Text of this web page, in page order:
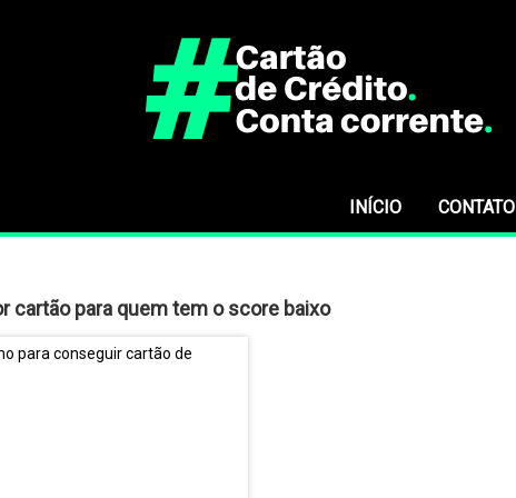
INÍCIO CONTATO
cartão para quem tem o score baixo